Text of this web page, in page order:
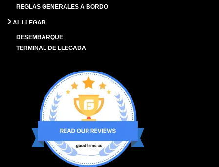
REGLAS GENERALES A BORDO
AL LLEGAR
DESEMBARQUE
TERMINAL DE LLEGADA